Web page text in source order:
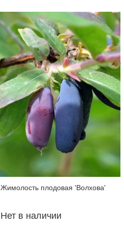
Жимолость плодовая 'Волхова'
Нет в наличии